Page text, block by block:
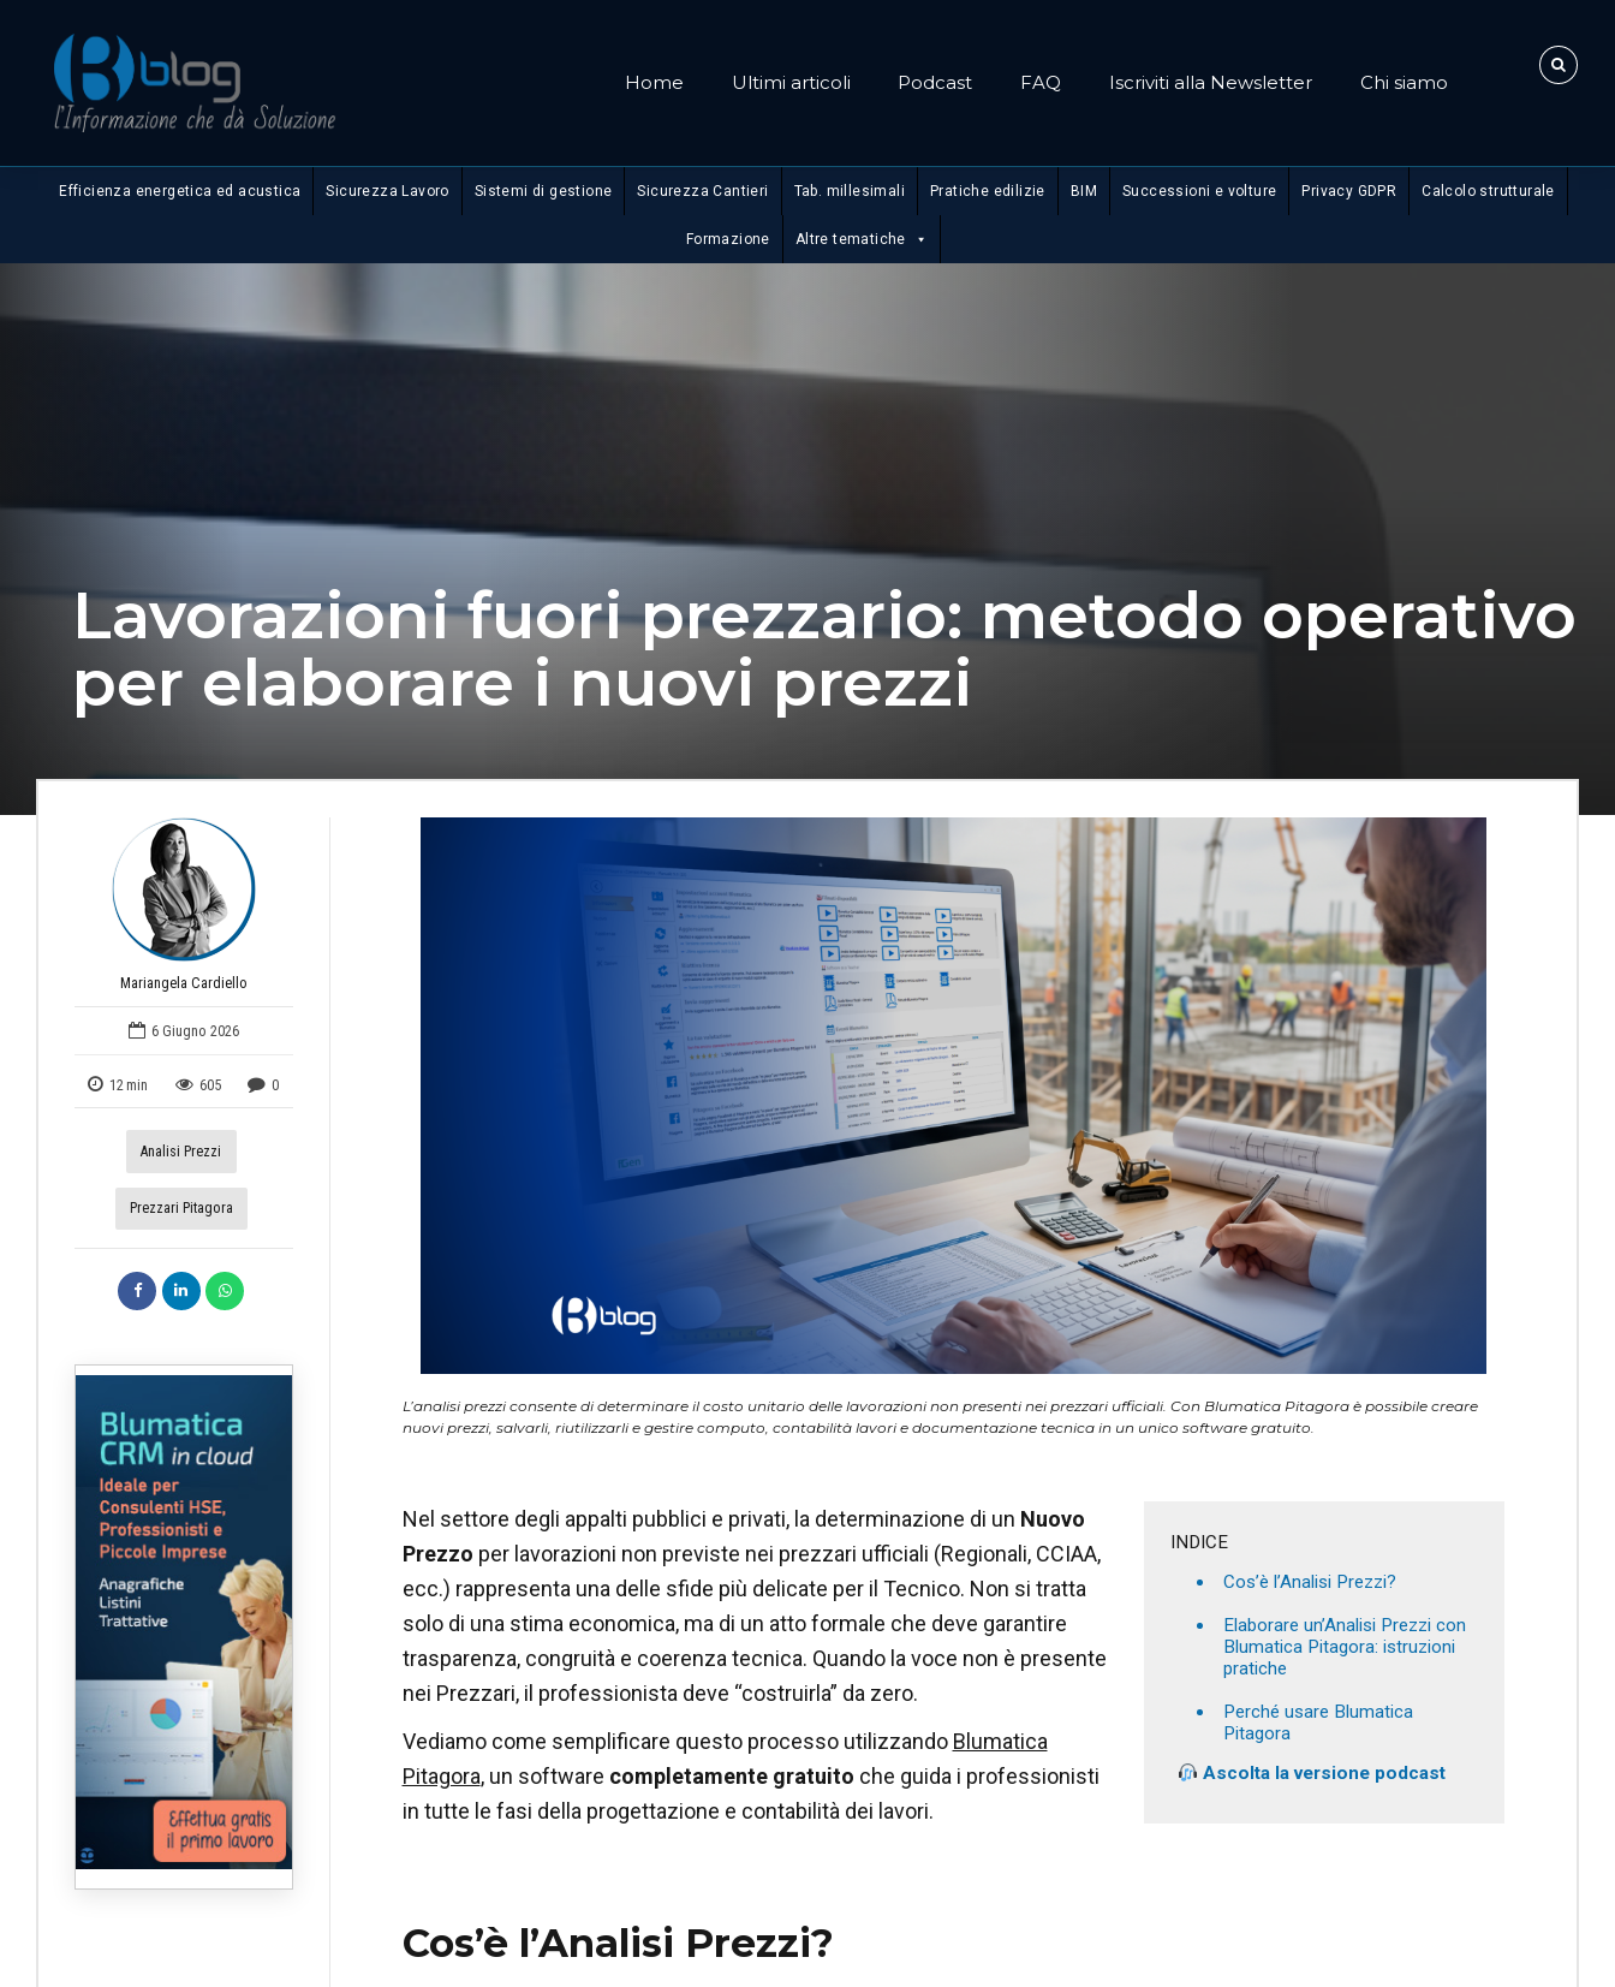
Home Ultimi articoli Podcast FAQ Iscriviti alla Newsletter Chi siamo
Efficienza energetica ed acustica Sicurezza Lavoro Sistemi di gestione Sicurezza Cantieri Tab. millesimali Pratiche edilizie BIM Successioni e volture Privacy GDPR Calcolo strutturale
Formazione Altre tematiche
Lavorazioni fuori prezzario: metodo operativo
per elaborare i nuovi prezzi
Mariangela Cardiello
6 Giugno 2026
12 min 605 0
Analisi Prezzi
Prezzari Pitagora
L’analisi prezzi consente di determinare il costo unitario delle lavorazioni non presenti nei prezzari ufficiali. Con Blumatica Pitagora è possibile creare
nuovi prezzi, salvarli, riutilizzarli e gestire computo, contabilità lavori e documentazione tecnica in un unico software gratuito.
INDICE
Cos’è l’Analisi Prezzi?
Elaborare un’Analisi Prezzi con
Blumatica Pitagora: istruzioni
pratiche
Perché usare Blumatica
Pitagora
Ascolta la versione podcast
Nel settore degli appalti pubblici e privati, la determinazione di un Nuovo
Prezzo per lavorazioni non previste nei prezzari ufficiali (Regionali, CCIAA,
ecc.) rappresenta una delle sfide più delicate per il Tecnico. Non si tratta
solo di una stima economica, ma di un atto formale che deve garantire
trasparenza, congruità e coerenza tecnica. Quando la voce non è presente
nei Prezzari, il professionista deve “costruirla” da zero.
Vediamo come semplificare questo processo utilizzando Blumatica
Pitagora, un software completamente gratuito che guida i professionisti
in tutte le fasi della progettazione e contabilità dei lavori.
Cos’è l’Analisi Prezzi?